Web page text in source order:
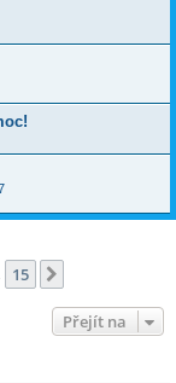
15
Přejít na